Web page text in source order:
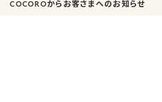
COCOROからお客さまへのお知らせ